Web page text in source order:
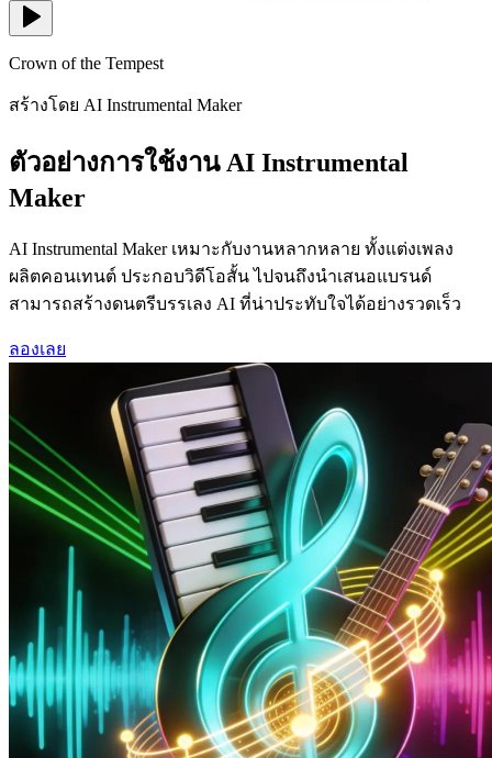
Crown of the Tempest
สร้างโดย AI Instrumental Maker
ตัวอย่างการใช้งาน AI Instrumental
Maker
AI Instrumental Maker เหมาะกับงานหลากหลาย ทั้งแต่งเพลง
ผลิตคอนเทนต์ ประกอบวิดีโอสั้น ไปจนถึงนำเสนอแบรนด์
สามารถสร้างดนตรีบรรเลง AI ที่น่าประทับใจได้อย่างรวดเร็ว
ลองเลย